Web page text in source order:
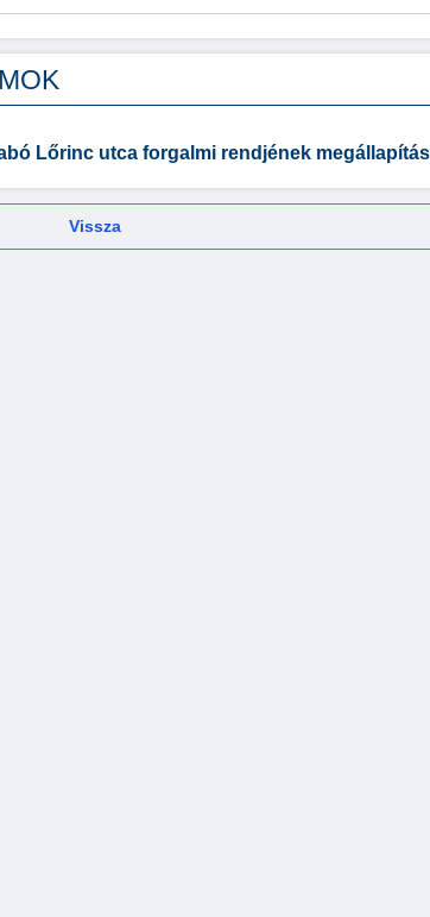
Lőrinc utca forgalmi rendjének
Vissza